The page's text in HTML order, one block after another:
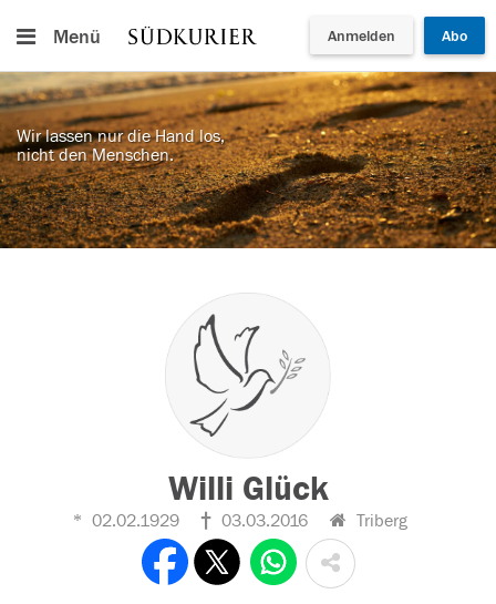
Menü Anmelden Abo
Wir lassen nur die Hand los,
nicht den Menschen.
Willi Glück
02.02.1929 03.03.2016 Triberg